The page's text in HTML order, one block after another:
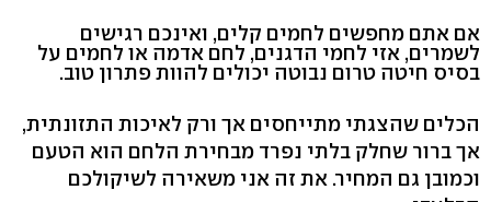
אם אתם מחפשים לחמים קלים, ואינכם רגישים
לשמרים, אזי לחמי הדגנים, לחם אדמה או לחמים על
בסיס חיטה טרום נבוטה יכולים להוות פתרון טוב.
הכלים שהצגתי מתייחסים אך ורק לאיכות התזונתית,
אך ברור שחלק בלתי נפרד מבחירת הלחם הוא הטעם
וכמובן גם המחיר. את זה אני משאירה לשיקולכם